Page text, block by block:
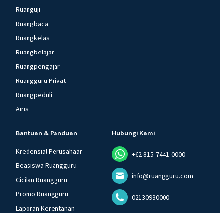
Ruanguji
Ruangbaca
Ruangkelas
Ruangbelajar
Ruangpengajar
Ruangguru Privat
Ruangpeduli
Airis
Bantuan & Panduan
Kredensial Perusahaan
Beasiswa Ruangguru
Cicilan Ruangguru
Promo Ruangguru
Laporan Kerentanan
Hubungi Kami
+62 815-7441-0000
info@ruangguru.com
02130930000